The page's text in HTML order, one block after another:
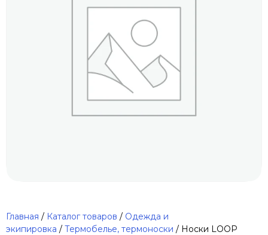
Главная / Каталог товаров / Одежда и
экипировка / Термобелье, термоноски / Носки LOOP